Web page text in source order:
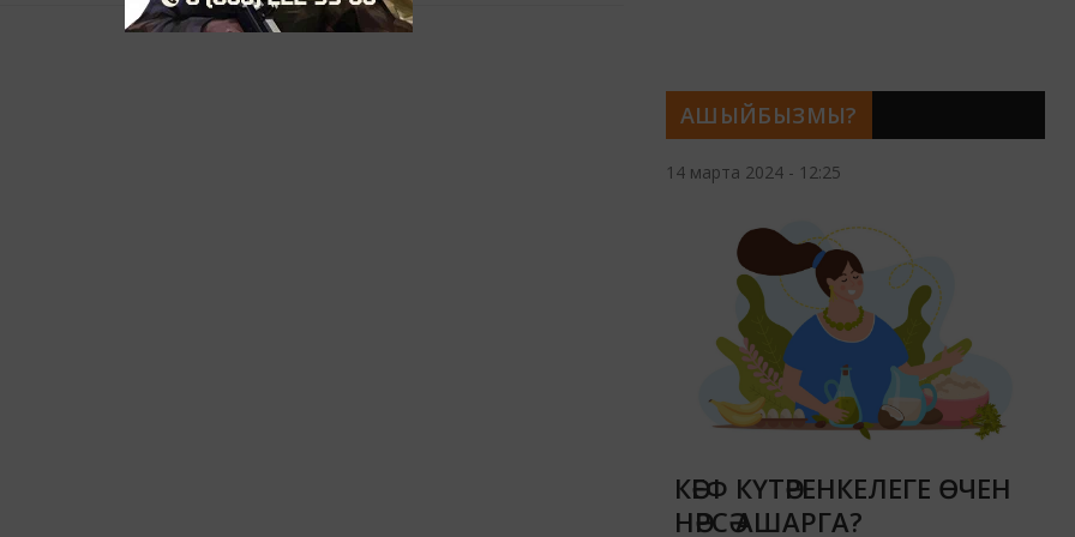
ел булган, кара әле, җиде көн күк үтеп тә киткән! Инде аларның
АШЫЙБЫЗМЫ?
14 марта 2024 - 12:25
КӘЕФ КҮТӘРЕНКЕЛЕГЕ ӨЧЕН
НӘРСӘ АШАРГА?